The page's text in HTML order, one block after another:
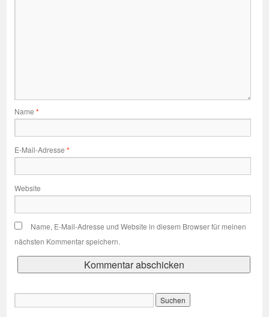
Name *
E-Mail-Adresse *
Website
Name, E-Mail-Adresse und Website in diesem Browser für meinen
nächsten Kommentar speichern.